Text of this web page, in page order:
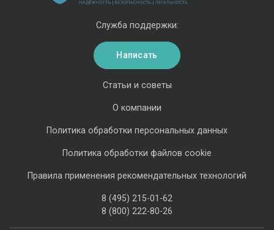
Статьи и советы
О компании
Политика обработки персональных данных
Политика обработки файлов cookie
Правила применения рекомендательных технологий
8 (495) 215-01-62
8 (800) 222-80-26
Служба поддержки:
Написать